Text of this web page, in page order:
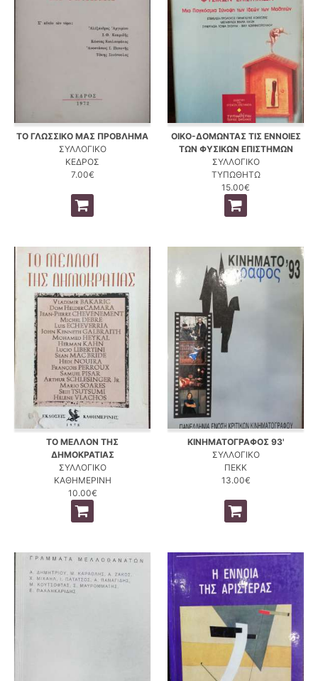
ΤΟ ΓΛΩΣΣΙΚΟ ΜΑΣ ΠΡΟΒΛΗΜΑ
ΣΥΛΛΟΓΙΚΟ
ΚΕΔΡΟΣ
7.00€
ΟΙΚΟ-ΔΟΜΩΝΤΑΣ ΤΙΣ ΕΝΝΟΙΕΣ
ΤΩΝ ΦΥΣΙΚΩΝ ΕΠΙΣΤΗΜΩΝ
ΣΥΛΛΟΓΙΚΟ
ΤΥΠΩΘΗΤΩ
15.00€
ΤΟ ΜΕΛΛΟΝ ΤΗΣ
ΔΗΜΟΚΡΑΤΙΑΣ
ΣΥΛΛΟΓΙΚΟ
ΚΑΘΗΜΕΡΙΝΗ
10.00€
ΚΙΝΗΜΑΤΟΓΡΑΦΟΣ 93'
ΣΥΛΛΟΓΙΚΟ
ΠΕΚΚ
13.00€